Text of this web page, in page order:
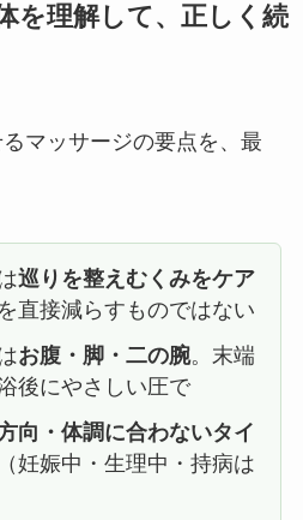
を理解して、正しく続
マッサージの要点を、最
巡りを整えむくみをケア
直接減らすものではない
お腹・脚・二の腕。末端
後にやさしい圧で
向・体調に合わないタイ
妊娠中・生理中・持病は